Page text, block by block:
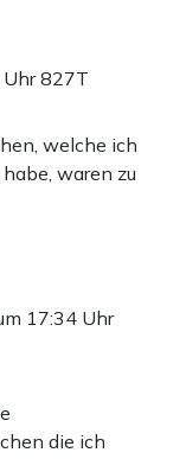
Uhr827T
welche ich
waren zu
17:34 Uhr
die ich